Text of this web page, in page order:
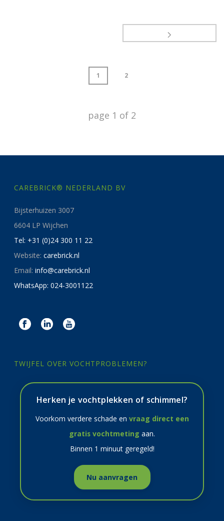
1 2
page 1 of 2
CAREBRICK® NEDERLAND BV
Bijsterhuizen 3007
6604 LP Wijchen
Tel: +31 (0)24 300 11 22
Website:carebrick.nl
Email:info@carebrick.nl
WhatsApp: 024-3001122
TWIJFEL OVER VOCHTPROBLEMEN?
Herken je vochtplekken of schimmel?
Voorkom verdere schade en vraag direct een
gratis vochtmeting aan.
Binnen 1 minuut geregeld!
Nu aanvragen